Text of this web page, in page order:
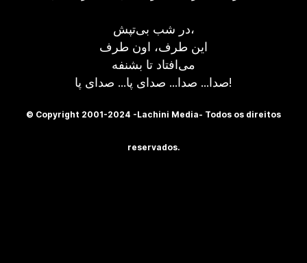
در شب بی‌تپش،
اين طرف، اون طرف
می‌افتاد تا بشنفه
صدا... صدا... صدای پا... صدای پا!
© Copyright 2001-2024 -Lachini Media- Todos os direitos
reservados.